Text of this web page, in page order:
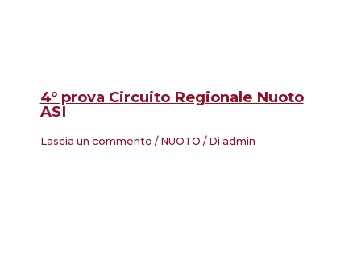
4° prova Circuito Regionale Nuoto
ASI
Lascia un commento / NUOTO / Di admin